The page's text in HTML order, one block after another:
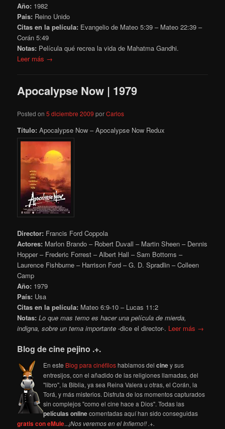
Año: 1982
Pais: Reino Unido
Citas en la película: Evangelio de Mateo 5:39 – Mateo 22:39 –
Corán 5:49
Notas: Película qué recrea la vida de Mahatma Gandhi.
Leer más →
Apocalypse Now | 1979
Posted on5 diciembre 2009 porCarlos
Título: Apocalypse Now – Apocalypse Now Redux
Director: Francis Ford Coppola
Actores: Marlon Brando – Robert Duvall – Martin Sheen – Dennis
Hopper – Frederic Forrest – Albert Hall – Sam Bottoms –
Laurence Fishburne – Harrison Ford – G. D. Spradlin – Colleen
Camp
Año: 1979
País: Usa
Citas en la película: Mateo 6:9-10 – Lucas 11:2
Notas:Lo que mas temo es hacer una película de mierda,
indigna, sobre un tema importante -dice el director-. Leer más →
Blog de cine pejino .+.
En este Blog para cinéfiloshablamos delciney sus
entresijos, con el añadido de las religiones llamadas, del
"libro", la Biblia, ya sea Reina Valera u otras, el Corán, la
Torá, y más misterios. Disfruta de los momentos capturados
sin complejos "como el cine hace a Dios". Todas las
películas onlinecomentadas aquí han sido conseguidas
gratis con eMule...¡Nos veremos en el Infierno!! .+.